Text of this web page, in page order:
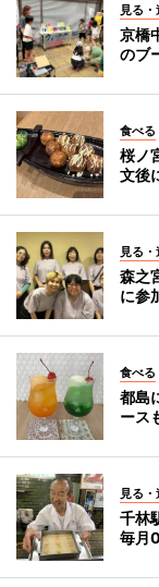
見る
京橋
のブ
食べる
桜ノ
文後
見る
森之
に参
食べる
都島
ース
見る
千林
毎月